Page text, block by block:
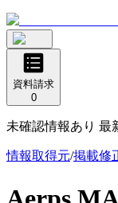
資料請求
0
未確認情報あり 最
情報取得元/掲載修